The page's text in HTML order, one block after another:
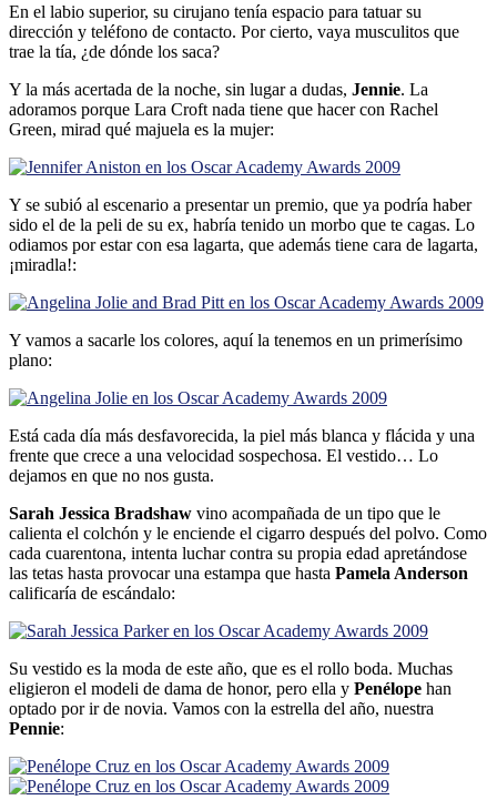
En el labio superior, su cirujano tení­a espacio para tatuar su
dirección y teléfono de contacto. Por cierto, vaya musculitos que
trae la tí­a, ¿de dónde los saca?
Y la más acertada de la noche, sin lugar a dudas, Jennie. La
adoramos porque Lara Croft nada tiene que hacer con Rachel
Green, mirad qué majuela es la mujer:
Y se subió al escenario a presentar un premio, que ya podrí­a haber
sido el de la peli de su ex, habrí­a tenido un morbo que te cagas. Lo
odiamos por estar con esa lagarta, que además tiene cara de lagarta,
¡miradla!:
Y vamos a sacarle los colores, aquí­ la tenemos en un primerí­simo
plano:
Está cada dí­a más desfavorecida, la piel más blanca y flácida y una
frente que crece a una velocidad sospechosa. El vestido… Lo
dejamos en que no nos gusta.
Sarah Jessica Bradshaw vino acompañada de un tipo que le
calienta el colchón y le enciende el cigarro después del polvo. Como
cada cuarentona, intenta luchar contra su propia edad apretándose
las tetas hasta provocar una estampa que hasta Pamela Anderson
calificarí­a de escándalo:
Su vestido es la moda de este año, que es el rollo boda. Muchas
eligieron el modeli de dama de honor, pero ella y Penélope han
optado por ir de novia. Vamos con la estrella del año, nuestra
Pennie: